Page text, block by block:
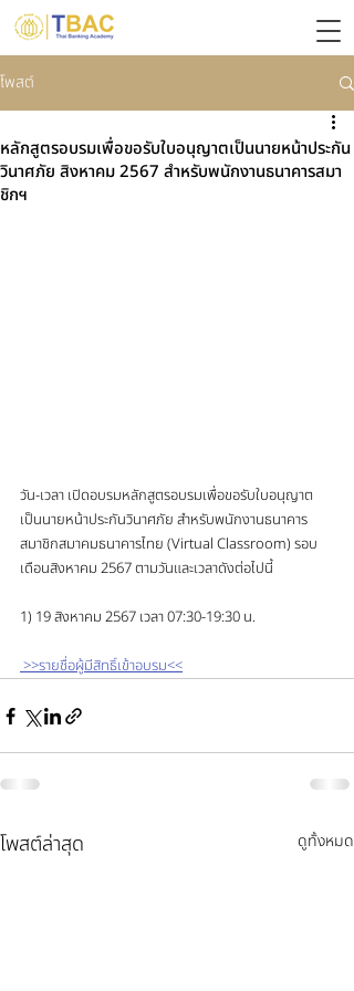
โพสต์
หลักสูตรอบรมเพื่อขอรับใบอนุญาตเป็นนายหน้าประกัน
วินาศภัย สิงหาคม 2567 สำหรับพนักงานธนาคารสมา
ชิกฯ
วัน-เวลา เปิดอบรมหลักสูตรอบรมเพื่อขอรับใบอนุญาต
เป็นนายหน้าประกันวินาศภัย สำหรับพนักงานธนาคาร
สมาชิกสมาคมธนาคารไทย (Virtual Classroom) รอบ
เดือนสิงหาคม 2567 ตามวันและเวลาดังต่อไปนี้
1) 19 สิงหาคม 2567 เวลา 07:30-19:30 น.
>>รายชื่อผู้มีสิทธิ์เข้าอบรม<<
โพสต์ล่าสุด ดูทั้งหมด